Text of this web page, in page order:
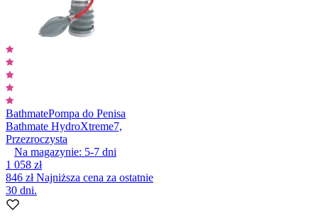
BathmatePompa do Penisa
Bathmate HydroXtreme7,
Przezroczysta
Na magazynie: 5-7 dni
1 058 zł
846 złNajniższa cena za ostatnie
30 dni.